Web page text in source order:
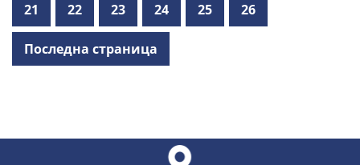
21 22 23 24 25 26
Последна страница